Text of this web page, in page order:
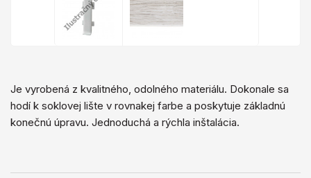
Je vyrobená z kvalitného, ​​odolného materiálu. Dokonale sa
hodí k soklovej lište v rovnakej farbe a poskytuje základnú
konečnú úpravu. Jednoduchá a rýchla inštalácia.